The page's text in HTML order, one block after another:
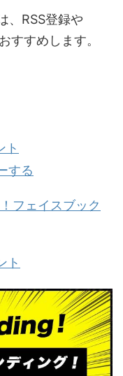
、RSS登録や
すめします。
ト
する
フェイスブック
ト